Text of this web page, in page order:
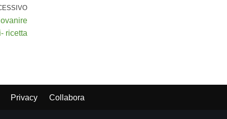
ricetta
Privacy Collabora